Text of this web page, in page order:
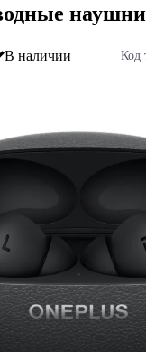
В наличии Код